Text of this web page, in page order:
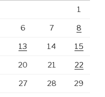
1
6 7 8
13 14 15
20 21 22
27 28 29